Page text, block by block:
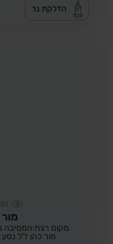
הדלקת נר
51
מקום רצח:המסיבה
מור כהן ז"ל